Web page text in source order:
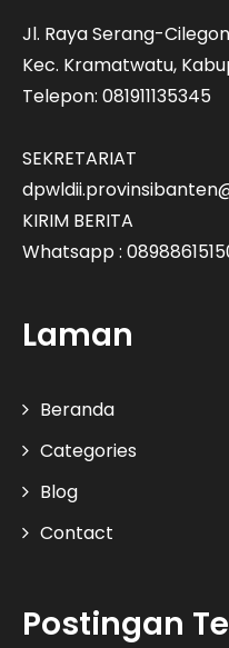
Jl. Raya Serang-
Kec. Kramatwatu,
Telepon: 081911135345
SEKRETARIAT
KIRIM BERITA
Whatsapp :
Laman
Beranda
Categories
Blog
Contact
Postingan